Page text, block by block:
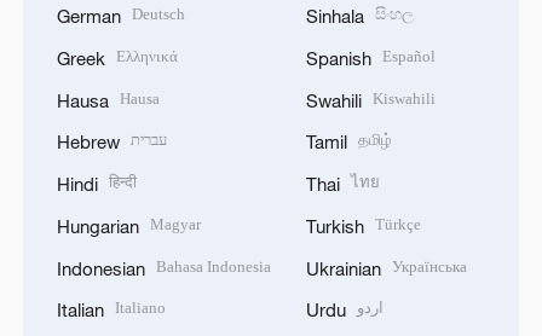
German Deutsch
Greek Ελληνικά
Hausa Hausa
Hebrew עברית
Hindi हिन्दी
Hungarian Magyar
Indonesian Bahasa Indonesia
Italian Italiano
Sinhala සිංහල
Spanish Español
Swahili Kiswahili
Tamil தமிழ்
Thai ไทย
Turkish Türkçe
Ukrainian Українська
Urdu اردو